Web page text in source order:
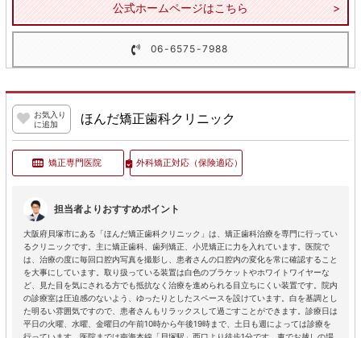
公式ホームページはこちら
06-6575-7988
お気入り
に追加
ほんだ矯正歯科クリニック
矯正専門医院 外科矯正対応（保険適応）
担当者よりおすすめポイント
大阪府貝塚市にある「ほんだ矯正歯科クリニック」は、矯正歯科治療を専門に行ってい
るクリニックです。主に矯正歯科、歯列矯正、小児矯正に力を入れています。医院で
は、治療の度に毎回口腔内写真を撮影し、患者さんの口腔内の変化を常に確認すること
を大事にしています。取り扱っている装置は白色のブラケットやホワイトワイヤーな
ど、見た目を気にされる方でも抵抗なく治療を進められる目立ちにくい装置です。院内
の診療室は圧迫感のないよう、ゆったりとしたスペースを設けています。白を基調とし
た明るい雰囲気ですので、患者さんもリラックスして過ごすことができます。診療日は
平日の火曜、水曜、金曜日の午前10時から午後19時まで、土日も週によっては診療を